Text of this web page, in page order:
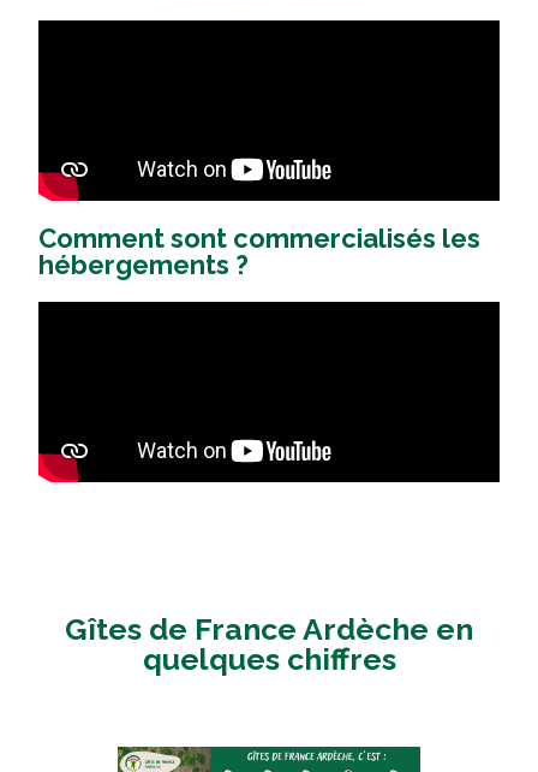
Comment sont commercialisés les
hébergements ?
Gîtes de France Ardèche en
quelques chiffres